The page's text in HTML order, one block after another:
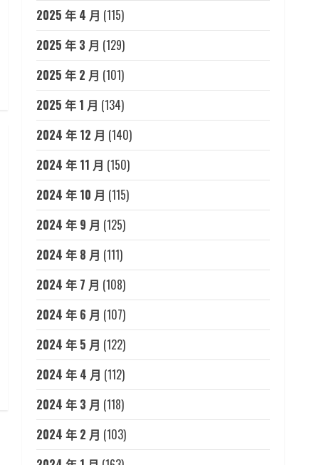
2025 年 4 月 (115)
2025 年 3 月 (129)
2025 年 2 月 (101)
2025 年 1 月 (134)
2024 年 12 月 (140)
2024 年 11 月 (150)
2024 年 10 月 (115)
2024 年 9 月 (125)
2024 年 8 月 (111)
2024 年 7 月 (108)
2024 年 6 月 (107)
2024 年 5 月 (122)
2024 年 4 月 (112)
2024 年 3 月 (118)
2024 年 2 月 (103)